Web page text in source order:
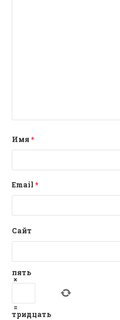
Имя *
Email *
Сайт
пять
×
=
тридцать